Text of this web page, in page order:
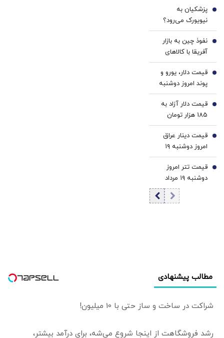
روزشمار، ریسک
پایین و نقدشوندگی
بالا]
پزشکیان به
نیویورک می‌رود؟
2
نفوذ چین به بازار
آفریقا با کالاهای
ارزان‌قیمت |
انتخاب راهبردی
آمریکا برای عقب
نماندن از اژدهای
زرد و تقویت حضور
در بازارها
3
قیمت دلار، یورو و
پوند امروز دوشنبه
۱۹ مرداد 1405/
کاهش قیمت دلار و
یورو
4
قیمت دلار آزاد به
185 هزار تومان
رسید
5
قیمت دینار عراق
امروز دوشنبه ۱۹
مرداد 1405/ افزایش
قیمت دینار
6
قیمت تتر امروز
دوشنبه ۱۹ مرداد
1405 / افزایش
7
مطالب پیشنهادی
شراکت در ساخت و ساز حتی با 10 میلیون!
رشد فروشگاهت از اینجا شروع می‌شه، برای درآمد بیشتر،